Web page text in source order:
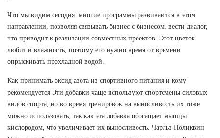
Что мы видим сегодня: многие программы развиваются в этом
направлении, позволяя связывать бизнес с бизнесом, вести диалог,
что приводит к реализации совместных проектов. Этот цветок
любит и влажность, поэтому его нужно время от времени
опрыскивать прохладной водой.
Как принимать оксид азота из спортивного питания и кому
рекомендуется Эти добавки чаще используют спортсмены силовых
видов спорта, но во время тренировок на выносливость их тоже
можно использовать, так как эта добавка обогащает мышцы
кислородом, что увеличивает их выносливость. Чарльз Поликвин